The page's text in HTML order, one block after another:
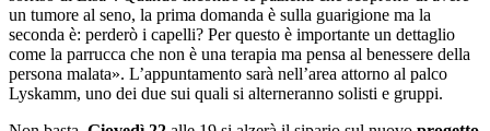
un tumore al seno, la prima domanda è sulla guarigione ma la
seconda è: perderò i capelli? Per questo è importante un dettaglio
come la parrucca che non è una terapia ma pensa al benessere della
persona malata». L’appuntamento sarà nell’area attorno al palco
Lyskamm, uno dei due sui quali si alterneranno solisti e gruppi.